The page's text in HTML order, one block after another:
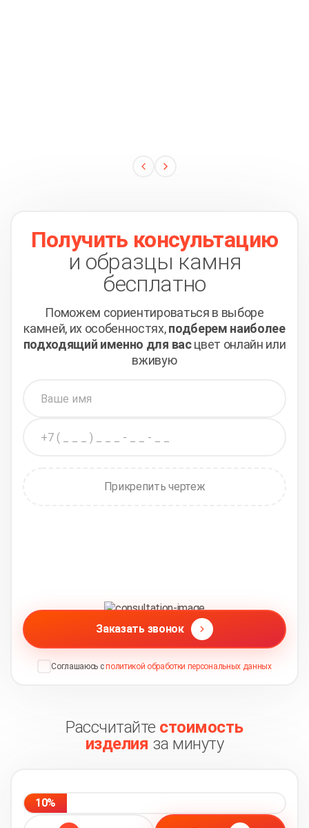
Получить консультацию
и образцы камня
бесплатно
Поможем сориентироваться в выборе
камней, их особенностях,подберем наиболее
подходящий именно для васцвет онлайн или
вживую
Прикрепить чертеж
Заказать звонок
Соглашаюсь с политикой обработки персональных данных
Рассчитайте стоимость
изделия за минуту
10%